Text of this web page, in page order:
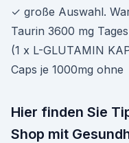
✓ große Auswahl.
Taurin 3600 mg
(1 x L-GLUTAMIN
Caps je 1000mg ohne
Hier finden Sie
Shop mit